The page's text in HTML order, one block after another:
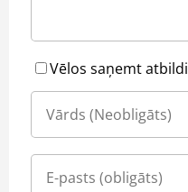
Vēlos saņemt atbildi